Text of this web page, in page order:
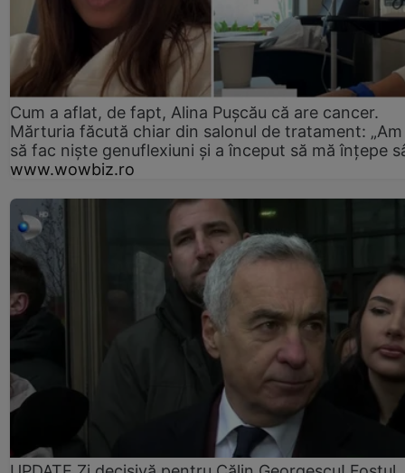
Cum a aflat, de fapt, Alina Pușcău că are cancer.
Mărturia făcută chiar din salonul de tratament:
să fac niște genuflexiuni și a început să mă înțepe
www.wowbiz.ro